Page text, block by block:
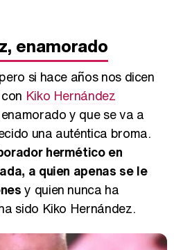
enamorado
si hace años nos dicen
Kiko Hernández
y que se va a
una auténtica broma.
hermético en
a quien apenas se le
y quien nunca ha
sido Kiko Hernández.